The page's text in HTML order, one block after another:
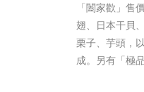
「闔家歡」售
翅、日本干貝
栗子、芋頭，
成。另有「極